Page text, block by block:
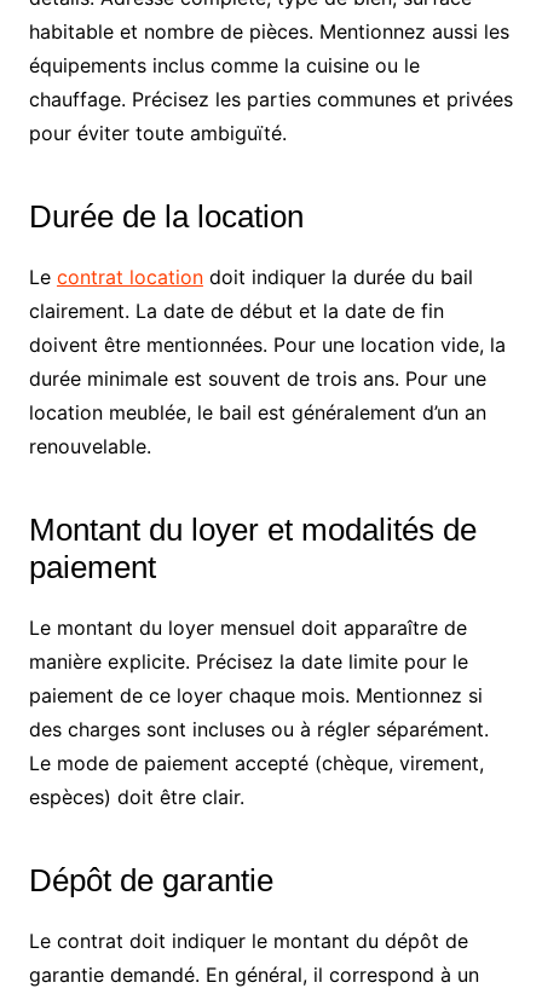
habitable et nombre de pièces. Mentionnez aussi les
équipements inclus comme la cuisine ou le
chauffage. Précisez les parties communes et privées
pour éviter toute ambiguïté.
Durée de la location
Le contrat locationdoit indiquer la durée du bail
clairement. La date de début et la date de fin
doivent être mentionnées. Pour une location vide, la
durée minimale est souvent de trois ans. Pour une
location meublée, le bail est généralement d’un an
renouvelable.
Montant du loyer et modalités de
paiement
Le montant du loyer mensuel doit apparaître de
manière explicite. Précisez la date limite pour le
paiement de ce loyer chaque mois. Mentionnez si
des charges sont incluses ou à régler séparément.
Le mode de paiement accepté (chèque, virement,
espèces) doit être clair.
Dépôt de garantie
Le contrat doit indiquer le montant du dépôt de
garantie demandé. En général, il correspond à un